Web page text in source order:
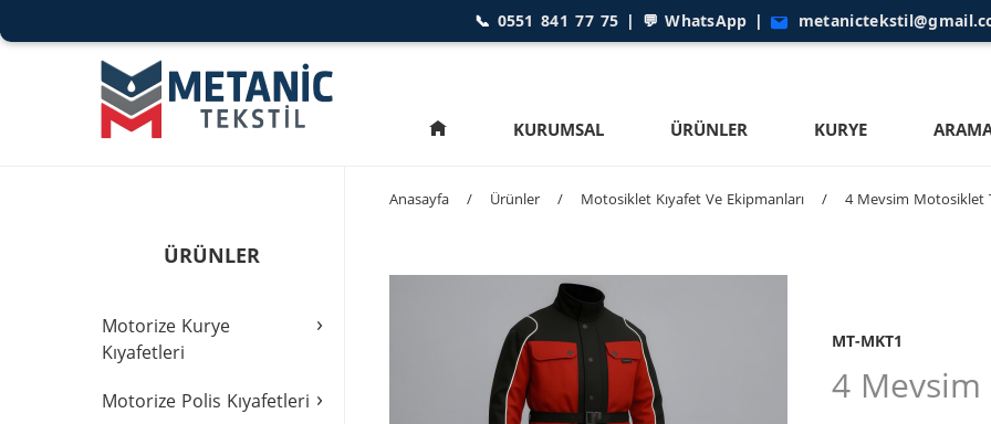
📞 0551 841 77 75 | 💬WhatsApp |
KURUMSAL ÜRÜNLER KURYE
ÜRÜNLER
›
Motorize Kurye
Kıyafetleri
›
Motorize Polis Kıyafetleri
Anasayfa / Ürünler / Motosiklet Kıyafet Ve Ekipmanları / 4 Mevsim Motosiklet
MT-MKT1
4 Mevsim